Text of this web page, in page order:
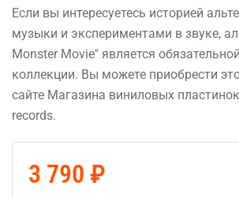
Если вы интересуетесь историей
музыки и экспериментами в звуке,
Monster Movie" является
коллекции. Вы можете приобрести
сайте Магазина виниловых
records.
3 790 ₽